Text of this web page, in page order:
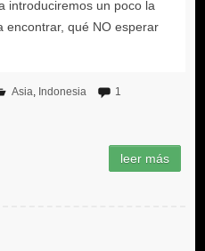
Asia Indonesia
1